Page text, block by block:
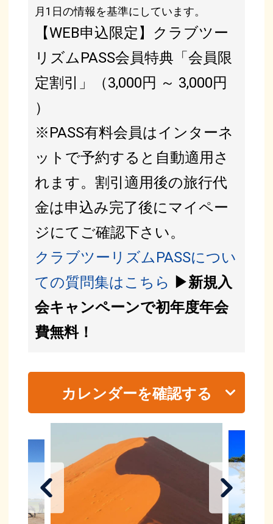
月1日の情報を基準にしています。
【WEB申込限定】クラブツー
リズムPASS会員特典「会員限
定割引」（3,000円 ～ 3,000円
）
※PASS有料会員はインターネ
ットで予約すると自動適用さ
れます。割引適用後の旅行代
金は申込み完了後にマイペー
ジにてご確認下さい。
クラブツーリズムPASSについ
ての質問集はこちら ▶新規入
会キャンペーンで初年度年会
費無料！
カレンダーを確認する